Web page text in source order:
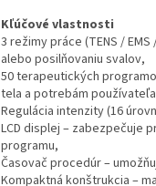
Kľúčové vlastnosti
3 režimy práce (TENS /
alebo posilňovaniu svalov,
50 terapeutických
tela a potrebám
Regulácia intenzity (16
LCD displej – zabezpečuje
programu,
Časovač procedúr –
Kompaktná konštrukcia –